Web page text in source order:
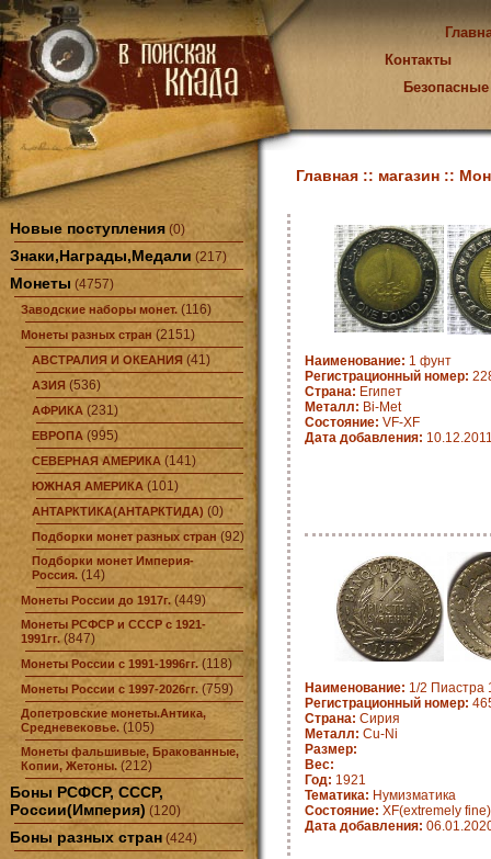
Контакты
Новые поступления (0)
Знаки,Награды,Медали (217)
Монеты (4757)
Заводские наборы монет. (116)
Монеты разных стран (2151)
АВСТРАЛИЯ И ОКЕАНИЯ (41)
АЗИЯ (536)
АФРИКА (231)
ЕВРОПА (995)
СЕВЕРНАЯ АМЕРИКА (141)
ЮЖНАЯ АМЕРИКА (101)
АНТАРКТИКА(АНТАРКТИДА) (0)
Подборки монет разных стран (92)
Подборки монет Империя-
Россия. (14)
Монеты России до 1917г. (449)
Монеты РСФСР и СССР с 1921-
1991гг. (847)
Монеты России с 1991-1996гг. (118)
Монеты России с 1997-2026гг. (759)
Допетровские монеты.Антика,
Средневековье. (105)
Монеты фальшивые, Бракованные,
Копии, Жетоны. (212)
Боны РСФСР, СССР,
России(Империя) (120)
Боны разных стран (424)
Главная :: магазин ::
Наименование: 1 фунт
Регистрационный номер:
Страна: Египет
Металл: Bi-Met
Состояние: VF-XF
Дата добавления:
Наименование: 1/2 Пиастра
Регистрационный номер:
Страна: Сирия
Металл: Cu-Ni
Размер:
Вес:
Год: 1921
Тематика: Нумизматика
Состояние: XF(extremely fine)
Дата добавления: